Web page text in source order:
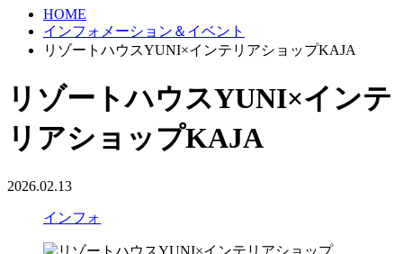
HOME
インフォメーション＆イベント
リゾートハウスYUNI×インテリアショップKAJA
リゾートハウスYUNI×インテ
リアショップKAJA
2026.02.13
インフォ